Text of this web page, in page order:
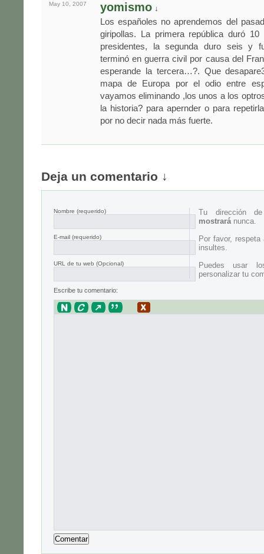
May 10, 2007 yomismo ↓
Los españoles no aprendemos del
giripollas. La primera república duró
presidentes, la segunda duro seis y
terminó en guerra civil por causa del
esperande la tercera…?. Que
mapa de Europa por el odio entre
vayamos eliminando ,los unos a los
la historia? para apernder o para
por no decir nada más fuerte.
Deja un comentario ↓
Nombre (requerido)
E-mail (requerido)
URL de tu web (Opcional)
Tu dirección
mostrará nunca.
Por favor,
insultes.
Puedes usar
personalizar tu
Escribe tu comentario: